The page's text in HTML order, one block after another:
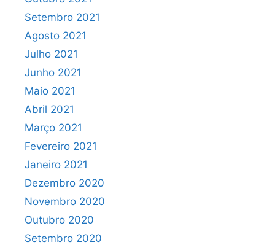
Setembro 2021
Agosto 2021
Julho 2021
Junho 2021
Maio 2021
Abril 2021
Março 2021
Fevereiro 2021
Janeiro 2021
Dezembro 2020
Novembro 2020
Outubro 2020
Setembro 2020